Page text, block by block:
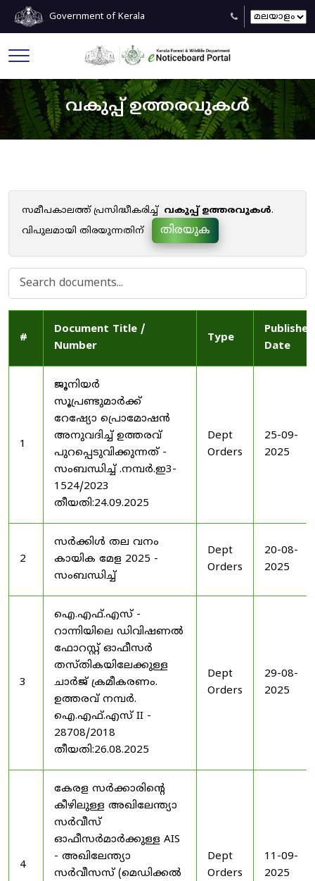
Government of Kerala
വകുപ്പ് ഉത്തരവുകൾ
സമീപകാലത്ത് പ്രസിദ്ധീകരിച്ച് വകുപ്പ് ഉത്തരവുകൾ.
വിപുലമായി തിരയുന്നതിന്
തിരയുക
#
Document Title /
Number
Type
Published
Date
1
ജൂനിയർ
സൂപ്രണ്ടുമാർക്ക്
റേഷ്യോ പ്രൊമോഷൻ
അനുവദിച്ച് ഉത്തരവ്
പുറപ്പെടുവിക്കുന്നത് -
സംബന്ധിച്ച് .നമ്പർ.ഇ3-
1524/2023
തീയതി:24.09.2025
Dept
Orders
25-09-
2025
2
സർക്കിൾ തല വനം
കായിക മേള 2025 -
സംബന്ധിച്ച്
Dept
Orders
20-08-
2025
3
ഐ.എഫ്.എസ് -
റാന്നിയിലെ ഡിവിഷണൽ
ഫോറസ്റ്റ് ഓഫീസർ
തസ്തികയിലേക്കുള്ള
ചാർജ് ക്രമീകരണം.
ഉത്തരവ് നമ്പർ.
ഐ.എഫ്.എസ് II -
28708/2018
തീയതി:26.08.2025
Dept
Orders
29-08-
2025
4
കേരള സർക്കാരിന്റെ
കീഴിലുള്ള അഖിലേന്ത്യാ
സർവീസ്
ഓഫീസർമാർക്കുള്ള AIS
- അഖിലേന്ത്യാ
സർവീസസ് (മെഡിക്കൽ
Dept
Orders
11-09-
2025